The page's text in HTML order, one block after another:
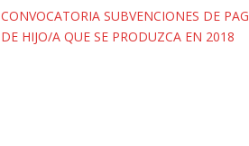
CONVOCATORIA SUBVENCIONES DE
DE HIJO/A QUE SE PRODUZCA EN 2018